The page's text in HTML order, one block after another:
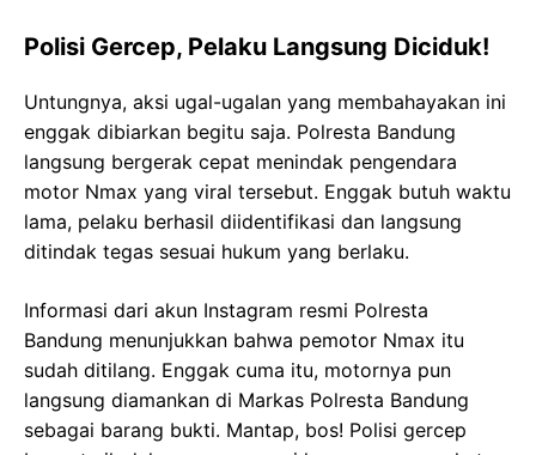
Polisi Gercep, Pelaku Langsung Diciduk!
Untungnya, aksi ugal-ugalan yang membahayakan ini
enggak dibiarkan begitu saja. Polresta Bandung
langsung bergerak cepat menindak pengendara
motor Nmax yang viral tersebut. Enggak butuh waktu
lama, pelaku berhasil diidentifikasi dan langsung
ditindak tegas sesuai hukum yang berlaku.
Informasi dari akun Instagram resmi Polresta
Bandung menunjukkan bahwa pemotor Nmax itu
sudah ditilang. Enggak cuma itu, motornya pun
langsung diamankan di Markas Polresta Bandung
sebagai barang bukti. Mantap, bos! Polisi gercep